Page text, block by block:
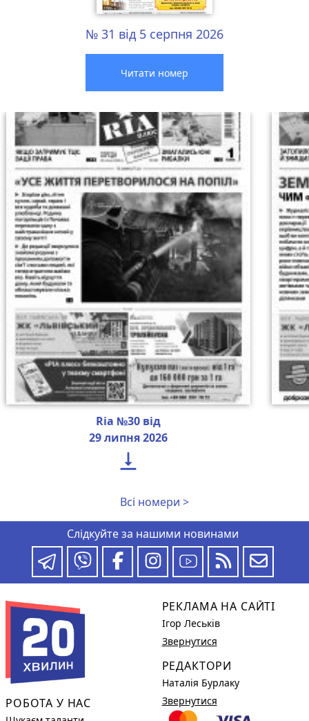
№ 31 від 5 серпня 2026
Читати номер
Ria №30 від
29 липня 2026

Всі номери >
Слідкуйте за нашими новинами
РОБОТА У НАС
РЕКЛАМА НА САЙТІ
Ігор Леськів
Звернутися
РЕДАКТОРИ
Наталія Бурлаку
Звернутися